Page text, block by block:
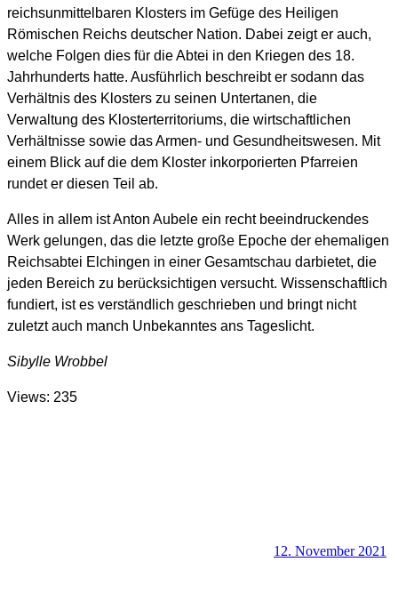
reichsunmittelbaren Klosters im Gefüge des Heiligen
Römischen Reichs deutscher Nation. Dabei zeigt er auch,
welche Folgen dies für die Abtei in den Kriegen des 18.
Jahrhunderts hatte. Ausführlich beschreibt er sodann das
Verhältnis des Klosters zu seinen Untertanen, die
Verwaltung des Klosterterritoriums, die wirtschaftlichen
Verhältnisse sowie das Armen- und Gesundheitswesen. Mit
einem Blick auf die dem Kloster inkorporierten Pfarreien
rundet er diesen Teil ab.
Alles in allem ist Anton Aubele ein recht beeindruckendes
Werk gelungen, das die letzte große Epoche der ehemaligen
Reichsabtei Elchingen in einer Gesamtschau darbietet, die
jeden Bereich zu berücksichtigen versucht. Wissenschaftlich
fundiert, ist es verständlich geschrieben und bringt nicht
zuletzt auch manch Unbekanntes ans Tageslicht.
Sibylle Wrobbel
Views: 235
12. November 2021